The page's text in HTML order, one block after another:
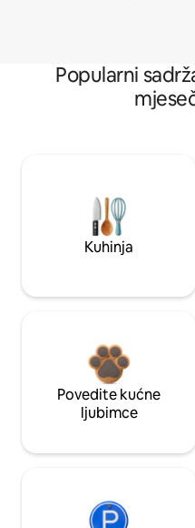
Popularni
Kuhinja
Povedite kućne
ljubimce